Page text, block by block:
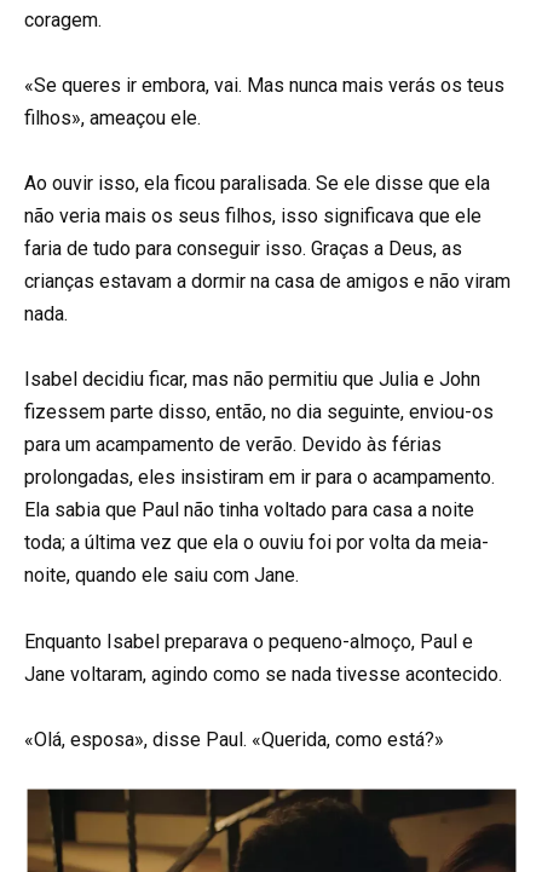
coragem.
«Se queres ir embora, vai. Mas nunca mais verás os teus
filhos», ameaçou ele.
Ao ouvir isso, ela ficou paralisada. Se ele disse que ela
não veria mais os seus filhos, isso significava que ele
faria de tudo para conseguir isso. Graças a Deus, as
crianças estavam a dormir na casa de amigos e não viram
nada.
Isabel decidiu ficar, mas não permitiu que Julia e John
fizessem parte disso, então, no dia seguinte, enviou-os
para um acampamento de verão. Devido às férias
prolongadas, eles insistiram em ir para o acampamento.
Ela sabia que Paul não tinha voltado para casa a noite
toda; a última vez que ela o ouviu foi por volta da meia-
noite, quando ele saiu com Jane.
Enquanto Isabel preparava o pequeno-almoço, Paul e
Jane voltaram, agindo como se nada tivesse acontecido.
«Olá, esposa», disse Paul. «Querida, como está?»